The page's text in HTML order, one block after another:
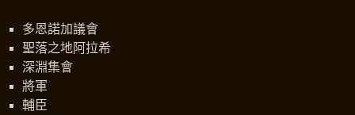
多恩諾加議會
聖落之地阿拉希
深淵集會
將軍
輔臣